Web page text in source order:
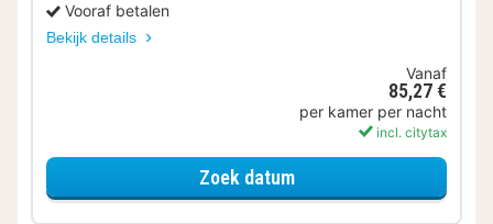
Vooraf betalen
Bekijk details
Vanaf
85,27 €
per kamer per nacht
incl. citytax
Zoek datumvoor Standaard Kamer